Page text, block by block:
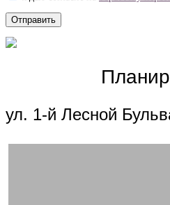
ул. 1-й Лесной